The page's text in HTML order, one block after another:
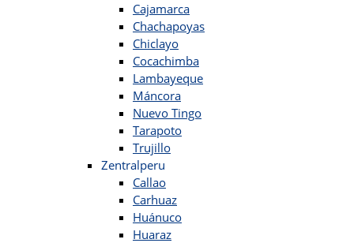
Cajamarca
Chachapoyas
Chiclayo
Cocachimba
Lambayeque
Máncora
Nuevo Tingo
Tarapoto
Trujillo
Zentralperu
Callao
Carhuaz
Huánuco
Huaraz